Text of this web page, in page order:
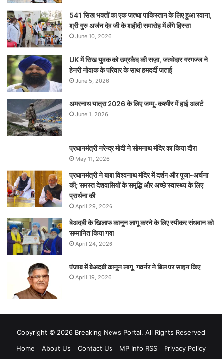
541 सिख भक्तों का एक जत्था पाकिस्तान के लिए हुआ रवाना,
श्री गुरु अर्जन देव जी के शहीदी समारोह में लेंगे हिस्सा
June 10, 2026
UK में सिख युवक को उम्रकैद की सज़ा, जत्थेदार गरगज्ज ने
हेनरी नोवाक के परिवार के साथ हमदर्दी जताई
June 5, 2026
अमरनाथ यात्रा 2026 के लिए जम्मू-कश्मीर में हाई अलर्ट
June 1, 2026
प्रधानमंत्री नरेन्‍द्र मोदी ने सोमनाथ मंदिर का किया दौरा
May 11, 2026
प्रधानमंत्री ने बाबा विश्वनाथ मंदिर में दर्शन और पूजा-अर्चना
की; समस्‍त देशवासियों के समृद्धि और अच्छे स्वास्थ्य के लिए
प्रार्थना की
April 29, 2026
बेअदबी के खिलाफ कानून लागू करने के लिए स्पीकर संधवान को
सम्मानित किया गया
April 24, 2026
पंजाब में बेअदबी कानून लागू, गवर्नर ने बिल पर साइन किए
April 19, 2026
Copyright © 2026 Breaking News Portal. All Rights Reserved
Home
About Us Contact Us MP Info RSS Privacy Policy